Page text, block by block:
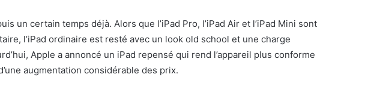
un certain temps déjà. Alors que l’iPad Pro, l’iPad Air et l’iPad Mini sont
l’iPad ordinaire est resté avec un look old school et une charge
Apple a annoncé un iPad repensé qui rend l’appareil plus conforme
augmentation considérable des prix.